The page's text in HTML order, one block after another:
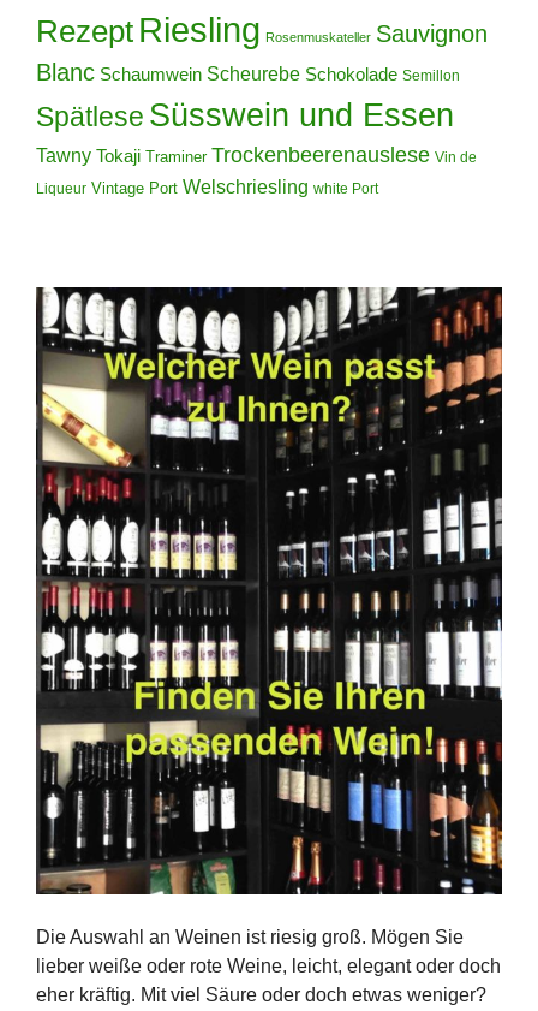
Rezept Riesling Rosenmuskateller Sauvignon
Blanc Schaumwein Scheurebe Schokolade Semillon
Spätlese Süsswein und Essen
Tawny Tokaji Traminer Trockenbeerenauslese Vin de
Liqueur Vintage Port Welschriesling white Port
Die Auswahl an Weinen ist riesig groß. Mögen Sie
lieber weiße oder rote Weine, leicht, elegant oder doch
eher kräftig. Mit viel Säure oder doch etwas weniger?